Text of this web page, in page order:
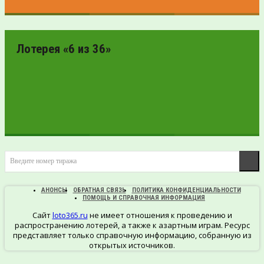
ПРОВЕРИТЬ
БИЛЕТ
Лотерея «6 из 36»
ПРОВЕРИТЬ
БИЛЕТ
Введите номер тиража
АНОНСЫ ОБРАТНАЯ СВЯЗЬ
ПОЛИТИКА КОНФИДЕНЦИАЛЬНОСТИ
ПОМОЩЬ И СПРАВОЧНАЯ ИНФОРМАЦИЯ
Сайтloto365.ru не имеет отношения к проведению и
распространению лотерей, а также к азартным играм. Ресурс
представляет только справочную информацию, собранную из
открытых источников.